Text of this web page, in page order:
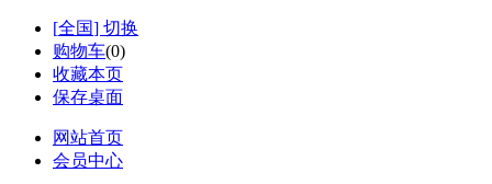
[全国] 切换
购物车(0)
收藏本页
保存桌面
网站首页
会员中心